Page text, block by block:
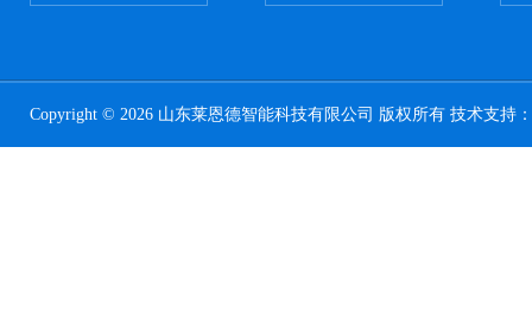
Copyright © 2026 山东莱恩德智能科技有限公司 版权所有 技术支持：